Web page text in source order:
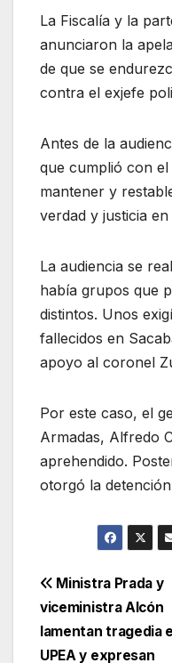
La Fiscalía y la
anunciaron la
de que se
contra el exjefe
Antes de la
que cumplió con
mantener y
verdad y justicia
La audiencia se
había grupos que
distintos. Unos
fallecidos en
apoyo al coronel
Por este caso, el
Armadas, Alfredo
aprehendido.
otorgó la
de
Ministra Prada y
viceministra Alcón
lamentan tragedia
UPEA y expresan